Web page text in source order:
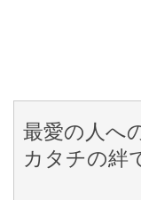
最愛の人へ
カタチの絆